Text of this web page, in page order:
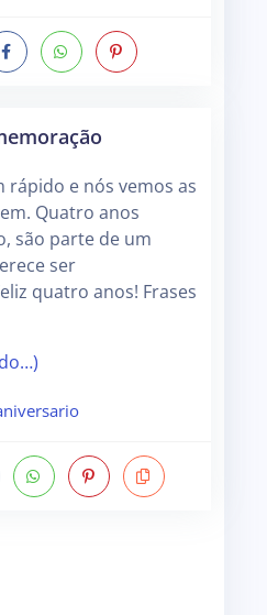
rápido e nós vemos as
Quatro anos
são parte de um
ser
quatro anos! Frases